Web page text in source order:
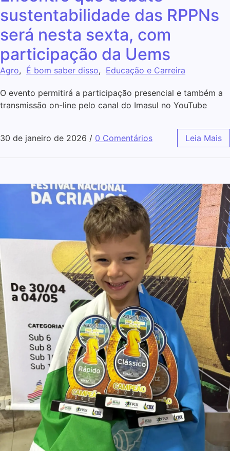
sustentabilidade das RPPNs
será nesta sexta, com
participação da Uems
Agro, É bom saber disso, Educação e Carreira
O evento permitirá a participação presencial e também a
transmissão on-line pelo canal do Imasul no YouTube
30 de janeiro de 2026 / 0 Comentários Leia Mais